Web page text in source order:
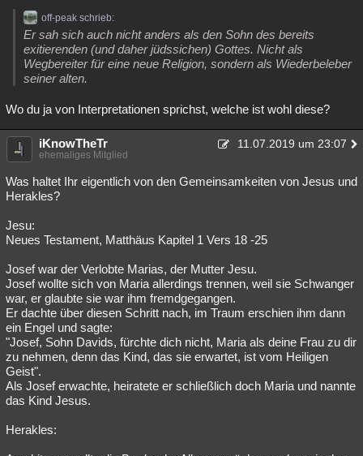
off-peak schrieb:
Er sah sich auch nicht anders als den Sohn des bereits
exitierenden (und daher jüdssichen) Gottes. Nicht als
Wegbereiter für eine neue Religion, sondern als Wiederbeleber
seiner alten.
Wo du ja von Interpretationen sprichst, welche ist wohl diese?
iKnowTheTr 11.07.2019 um 23:07
ehemaliges Mitglied
Was haltet Ihr eigentlich von den Gemeinsamkeiten von Jesus und
Herakles?
Jesu:
Neues Testament, Matthäus Kapitel 1 Vers 18 -25
Josef war der Verlobte Marias, der Mutter Jesu.
Josef wollte sich von Maria allerdings trennen, weil sie Schwanger
war, er glaubte sie war ihm fremdgegangen.
Er dachte über diesen Schritt nach, im Traum erschien ihm dann
ein Engel und sagte:
"Josef, Sohn Davids, fürchte dich nicht, Maria als deine Frau zu dir
zu nehmen, denn das Kind, das sie erwartet, ist vom Heiligen
Geist".
Als Josef erwachte, heiratete er schließlich doch Maria und nannte
das Kind Jesus.
Herakles: